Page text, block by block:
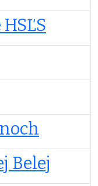
Belej